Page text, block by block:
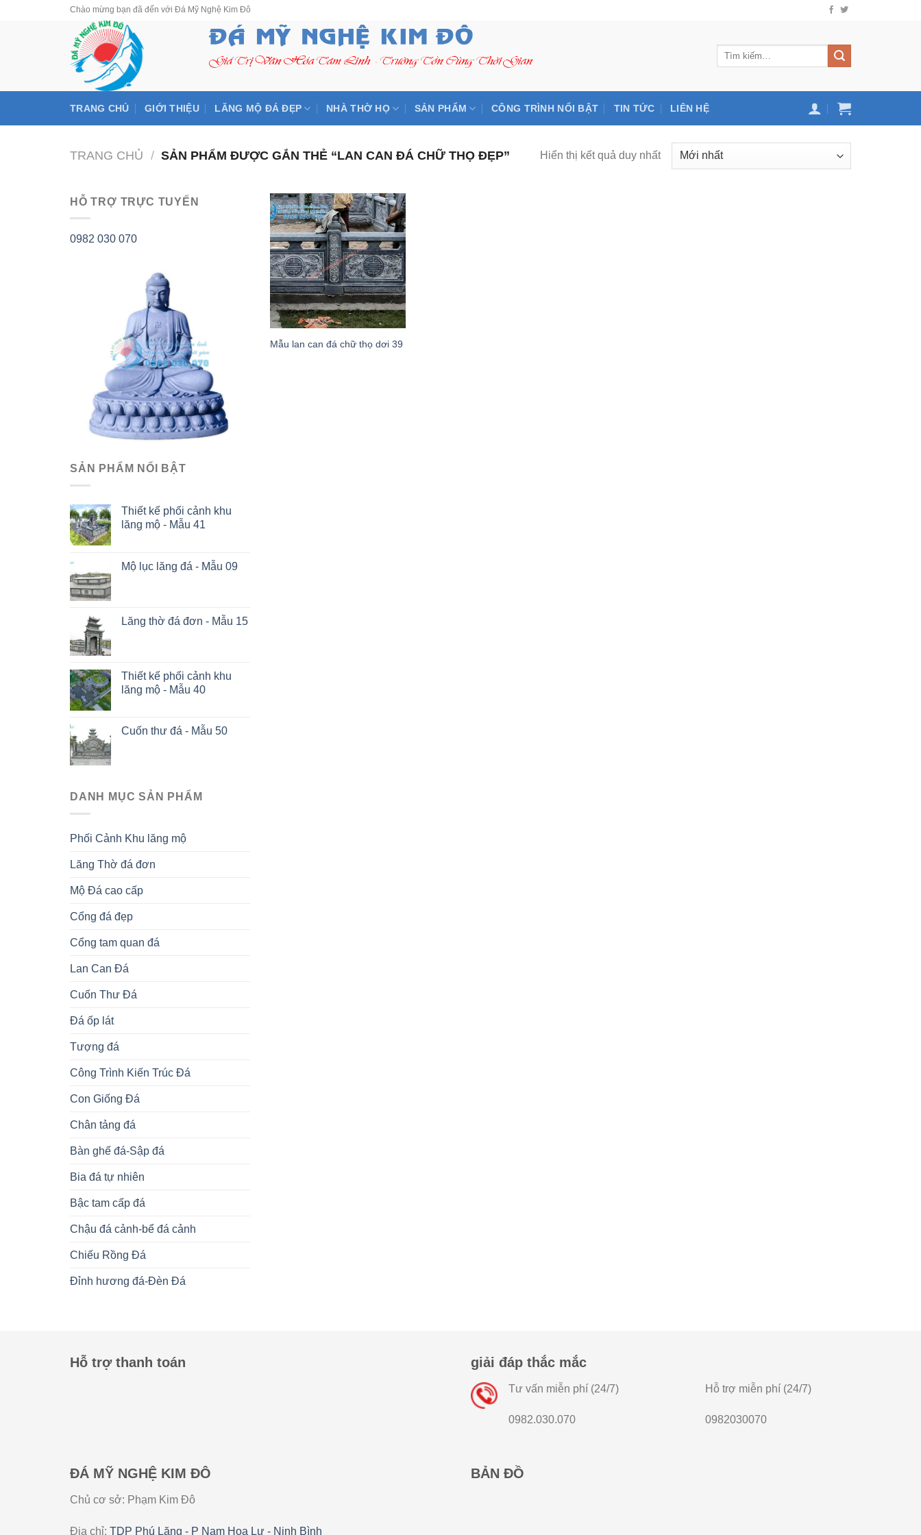
Chào mừng bạn đã đến với Đá Mỹ Nghệ Kim Đô
TRANG CHỦ GIỚI THIỆU LĂNG MỘ ĐÁ ĐẸP NHÀ THỜ HỌ SẢN PHẨM CÔNG TRÌNH NỔI BẬT TIN TỨC LIÊN HỆ
TRANG CHỦ / SẢN PHẨM ĐƯỢC GẮN THẺ “LAN CAN ĐÁ CHỮ THỌ ĐẸP” Hiển thị kết quả duy nhất
HỖ TRỢ TRỰC TUYẾN
0982 030 070
SẢN PHẨM NỔI BẬT
Thiết kế phối cảnh khu
lăng mộ - Mẫu 41
Mộ lục lăng đá - Mẫu 09
Lăng thờ đá đơn - Mẫu 15
Thiết kế phối cảnh khu
lăng mộ - Mẫu 40
Cuốn thư đá - Mẫu 50
DANH MỤC SẢN PHẨM
Phối Cảnh Khu lăng mộ
Lăng Thờ đá đơn
Mộ Đá cao cấp
Cổng đá đẹp
Cổng tam quan đá
Lan Can Đá
Cuốn Thư Đá
Đá ốp lát
Tượng đá
Công Trình Kiến Trúc Đá
Con Giống Đá
Chân tảng đá
Bàn ghế đá-Sập đá
Bia đá tự nhiên
Bậc tam cấp đá
Chậu đá cảnh-bể đá cảnh
Chiếu Rồng Đá
Đỉnh hương đá-Đèn Đá
Mẫu lan can đá chữ thọ dơi 39
Hỗ trợ thanh toán giải đáp thắc mắc
Tư vấn miễn phí (24/7)
0982.030.070
Hỗ trợ miễn phí (24/7)
0982030070
ĐÁ MỸ NGHỆ KIM ĐÔ
Chủ cơ sở: Phạm Kim Đô
Địa chỉ: TDP Phú Lăng - P Nam Hoa Lư - Ninh Bình
BẢN ĐỒ